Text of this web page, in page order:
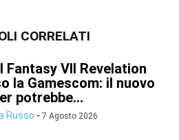
CORRELATI
Fantasy VII Revelation
la Gamescom: il nuovo
potrebbe...
Russo - 7 Agosto 2026